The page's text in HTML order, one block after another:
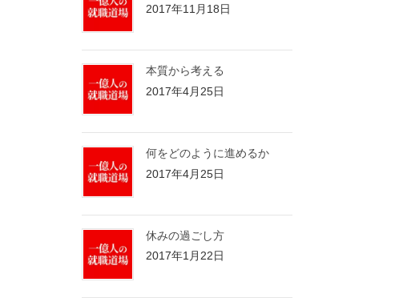
2017年11月18日
本質から考える
2017年4月25日
何をどのように進めるか
2017年4月25日
休みの過ごし方
2017年1月22日